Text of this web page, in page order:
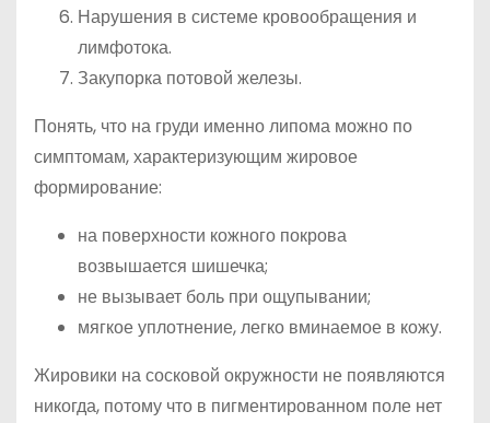
Нарушения в системе кровообращения и
лимфотока.
Закупорка потовой железы.
Понять, что на груди именно липома можно по
симптомам, характеризующим жировое
формирование:
на поверхности кожного покрова
возвышается шишечка;
не вызывает боль при ощупывании;
мягкое уплотнение, легко вминаемое в кожу.
Жировики на сосковой окружности не появляются
никогда, потому что в пигментированном поле нет